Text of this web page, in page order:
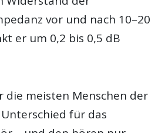
vor und nach 10–20
er um 0,2 bis 0,5 dB
die meisten Menschen der
für das